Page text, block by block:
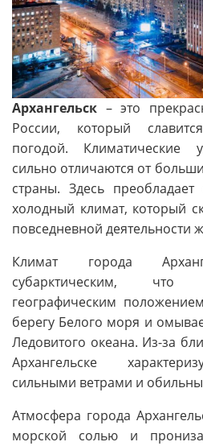
Архангельск – это
России, который
погодой. Климатические
сильно отличаются от
страны. Здесь
холодный климат, который
повседневной деятельности
Климат города
субарктическим, что
географическим
берегу Белого моря и
Ледовитого океана. Из-за
Архангельске
сильными ветрами и
Атмосфера города
морской солью и